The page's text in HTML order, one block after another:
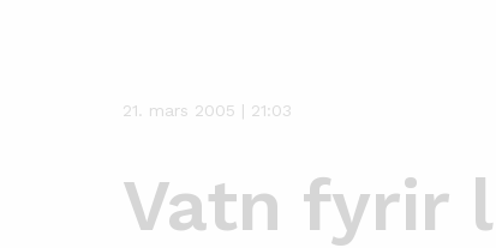
21. mars 2005 | 21:03
Vatn fyrir